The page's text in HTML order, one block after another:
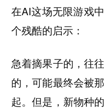
在AI这场无限游戏
个残酷的启示：
急着摘果子的，往
的，可能最终会被
起。但是，新物种